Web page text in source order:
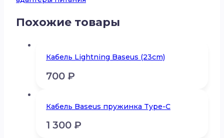
Похожие товары
Кабель Lightning Baseus (23cm)
700 ₽
Кабель Baseus пружинка Type-C
1 300 ₽